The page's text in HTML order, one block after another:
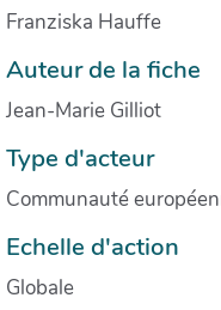
Franziska Hauffe
Auteur de la fiche
Jean-Marie Gilliot
Type d'acteur
Communauté
Echelle d'action
Globale